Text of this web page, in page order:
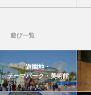
遊び一覧
遊園地・
テーマパーク・美術館